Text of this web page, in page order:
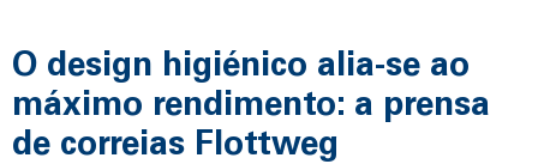
O design higiénico alia-se ao
máximo rendimento: a prensa
de correias Flottweg